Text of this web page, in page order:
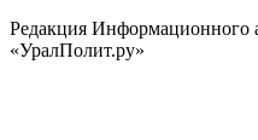
Редакция Информационного
«УралПолит.ру»